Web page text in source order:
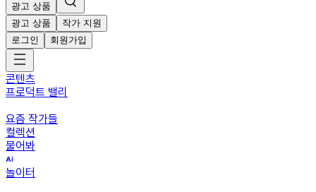
광고 상품
광고 상품
작가 지원
로그인
회원가입
콘텐츠
프로덕트 밸리
요즘 작가들
컬렉션
물어봐
놀이터